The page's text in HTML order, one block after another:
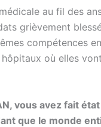
au fil des
grièvement
compétences
où elles
vous avez fait
que le monde